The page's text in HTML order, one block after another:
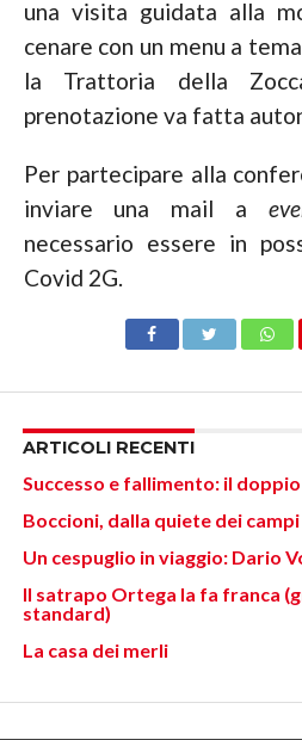
una visita guidata alla
cenare con un menu a
la Trattoria della
prenotazione va fatta
Per partecipare alla
inviare una mail a
necessario essere in
Covid 2G.
ARTICOLI RECENTI
Successo e fallimento: il
Boccioni, dalla quiete dei
Un cespuglio in viaggio: Dario
Il satrapo Ortega la fa franca
standard)
La casa dei merli